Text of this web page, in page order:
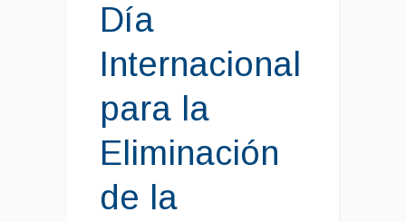
Día
Internacional
para la
Eliminación
de la